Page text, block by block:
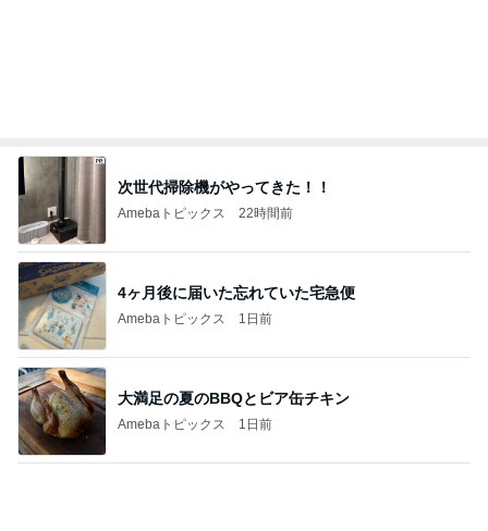
次世代掃除機がやってきた！！
Amebaトピックス 22時間前
4ヶ月後に届いた忘れていた宅急便
Amebaトピックス 1日前
大満足の夏のBBQとビア缶チキン
Amebaトピックス 1日前